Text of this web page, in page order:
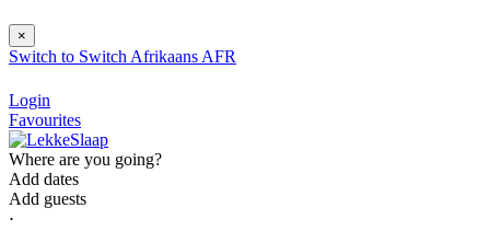
×
Switch to Switch Afrikaans AFR
Login
Favourites
Where are you going?
Add dates
Add guests
⋅